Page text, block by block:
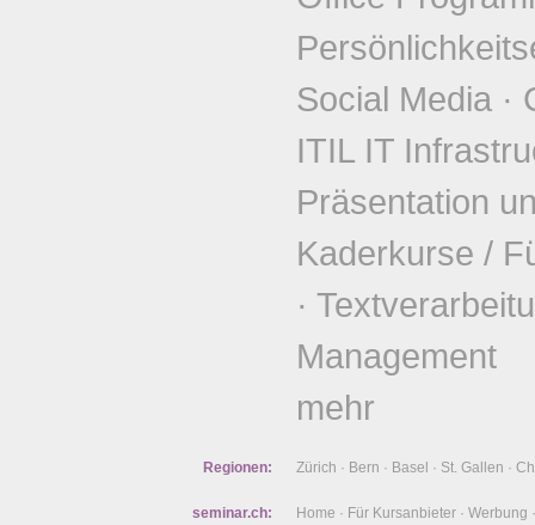
Social Media ·
ITIL IT
Präsentation
Kaderkurse /
·
Management
mehr
Regionen: Zürich · Bern · Basel · St. Gallen ·
seminar.ch: Home · Für Kursanbieter · Werbung